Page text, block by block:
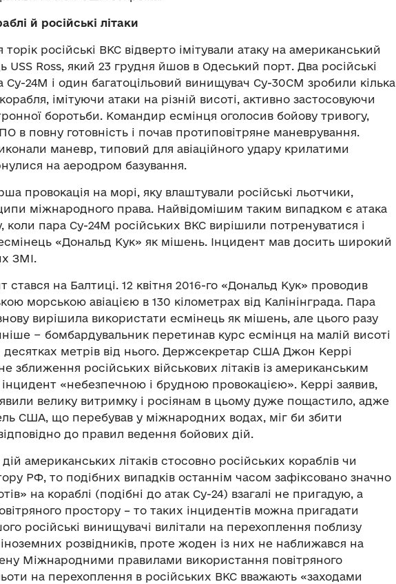
й російські літаки
торік російські ВКС відверто імітували атаку на американський
USS Ross, який 23 грудня йшов в Одеський порт. Два російські
Су-24М і один багатоцільовий винищувач Су-30СМ зробили кілька
імітуючи атаки на різній висоті, активно застосовуючи
боротьби. Командир есмінця оголосив бойову тривогу,
в повну готовність і почав протиповітряне маневрування.
маневр, типовий для авіаційного удару крилатими
на аеродром базування.
провокація на морі, яку влаштували російські льотчики,
міжнародного права. Найвідомішим таким випадком є атака
коли пара Су-24М російських ВКС вирішили потренуватися і
«Дональд Кук» як мішень. Інцидент мав досить широкий
ЗМІ.
стався на Балтиці. 12 квітня 2016-го «Дональд Кук» проводив
морською авіацією в 130 кілометрах від Калінінграда. Пара
вирішила використати есмінець як мішень, але цього разу
− бомбардувальник перетинав курс есмінця на малій висоті
десятках метрів від нього. Держсекретар США Джон Керрі
зближення російських військових літаків із американським
інцидент «небезпечною і брудною провокацією». Керрі заявив,
велику витримку і росіянам в цьому дуже пощастило, адже
США, що перебував у міжнародних водах, міг би збити
до правил ведення бойових дій.
американських літаків стосовно російських кораблів чи
РФ, то подібних випадків останнім часом зафіксовано значно
на кораблі (подібні до атак Су-24) взагалі не пригадую, а
простору – то таких інцидентів можна пригадати
російські винищувачі вилітали на перехоплення поблизу
розвідників, проте жоден із них не наближався на
Міжнародними правилами використання повітряного
на перехоплення в російських ВКС вважають «заходами